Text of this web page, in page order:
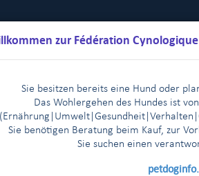
zur Fédération
Sie besitzen bereits eine Hund oder
Das Wohlergehen des Hundes ist
Sie benötigen Beratung beim Kauf, zur
Sie suchen einen